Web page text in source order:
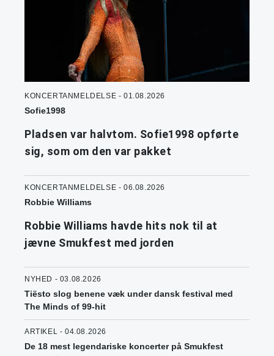
KONCERTANMELDELSE - 01.08.2026
Sofie1998
Pladsen var halvtom. Sofie1998 opførte
sig, som om den var pakket
KONCERTANMELDELSE - 06.08.2026
Robbie Williams
Robbie Williams havde hits nok til at
jævne Smukfest med jorden
NYHED - 03.08.2026
Tiësto slog benene væk under dansk festival med
The Minds of 99-hit
ARTIKEL - 04.08.2026
De 18 mest legendariske koncerter på Smukfest